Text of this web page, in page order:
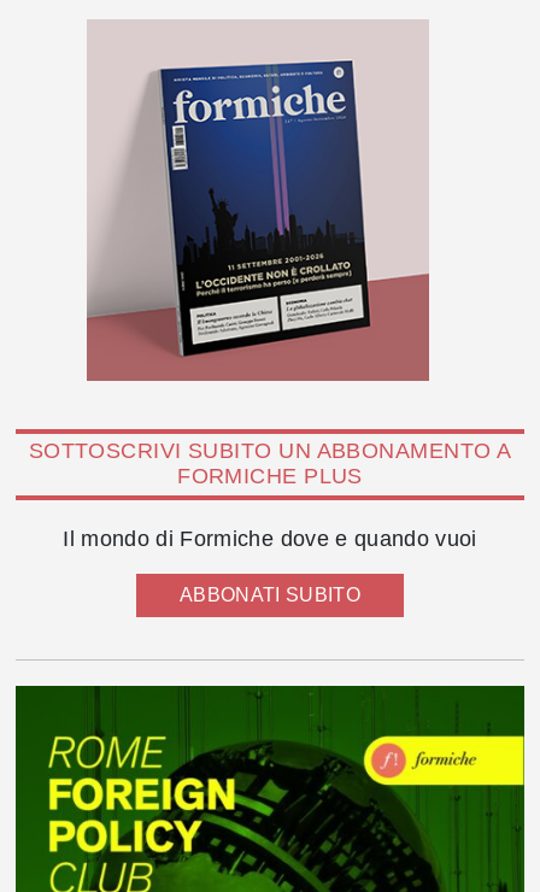
SOTTOSCRIVI SUBITO UN ABBONAMENTO A
FORMICHE PLUS
Il mondo di Formiche dove e quando vuoi
ABBONATI SUBITO